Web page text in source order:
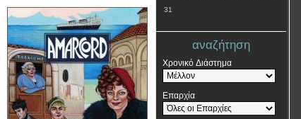
31
αναζήτηση
Χρονικό Διάστημα
Επαρχία